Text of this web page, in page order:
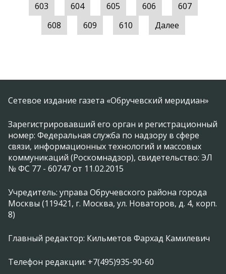
603
604 605 606
607
608
609 610 Далее
Сетевое издание газета «Обручевский меридиан»
Зарегистрировавший его орган и регистрационный
номер: Федеральная служба по надзору в сфере
связи, информационных технологий и массовых
коммуникаций (Роскомнадзор), свидетельство: ЭЛ
№ ФС 77 - 60747 от 11.02.2015
Учредитель: управа Обручевского района города
Москвы (119421, г. Москва, ул. Новаторов, д. 4, корп.
8)
Главный редактор: Кильметов Фархад Камилевич
Телефон редакции: +7(495)935-90-60